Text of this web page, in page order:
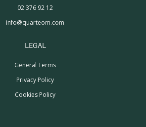
02 376 92 12
info@quarteom.com
LEGAL
General Terms
Privacy Policy
Cookies Policy